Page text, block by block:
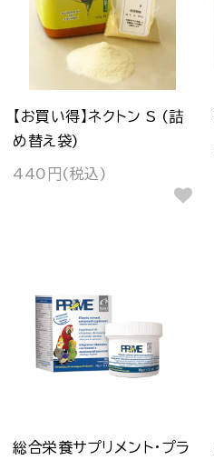
【お買い得】ネクトン S (詰
め替え袋)
440円(税込)
総合栄養サプリメント・プラ